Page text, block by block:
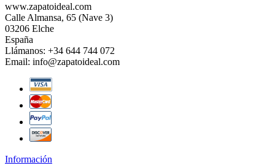
www.zapatoideal.com
Calle Almansa, 65 (Nave 3)
03206 Elche
España
Llámanos: +34 644 744 072
Email: info@zapatoideal.com
Información